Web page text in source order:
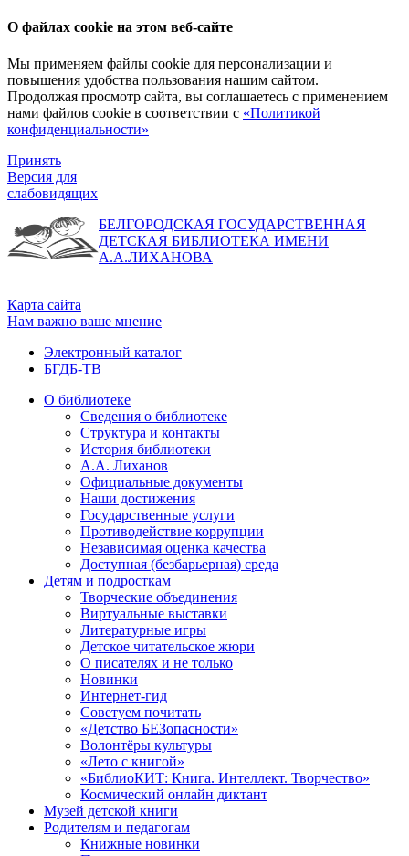
О файлах cookie на этом веб-сайте
Мы применяем файлы cookie для персонализации и
повышения удобства пользования нашим сайтом.
Продолжая просмотр сайта, вы соглашаетесь с применением
нами файлов cookie в соответствии с «Политикой
конфиденциальности»
Принять
Версия для
слабовидящих
БЕЛГОРОДСКАЯ ГОСУДАРСТВЕННАЯ
ДЕТСКАЯ БИБЛИОТЕКА ИМЕНИ
А.А.ЛИХАНОВА
Карта сайта
Нам важно ваше мнение
Электронный каталог
БГДБ-ТВ
О библиотеке
Сведения о библиотеке
Структура и контакты
История библиотеки
А.А. Лиханов
Официальные документы
Наши достижения
Государственные услуги
Противодействие коррупции
Независимая оценка качества
Доступная (безбарьерная) среда
Детям и подросткам
Творческие объединения
Виртуальные выставки
Литературные игры
Детское читательское жюри
О писателях и не только
Новинки
Интернет-гид
Советуем почитать
«Детство БЕЗопасности»
Волонтёры культуры
«Лето с книгой»
«БиблиоКИТ: Книга. Интеллект. Творчество»
Космический онлайн диктант
Музей детской книги
Родителям и педагогам
Книжные новинки